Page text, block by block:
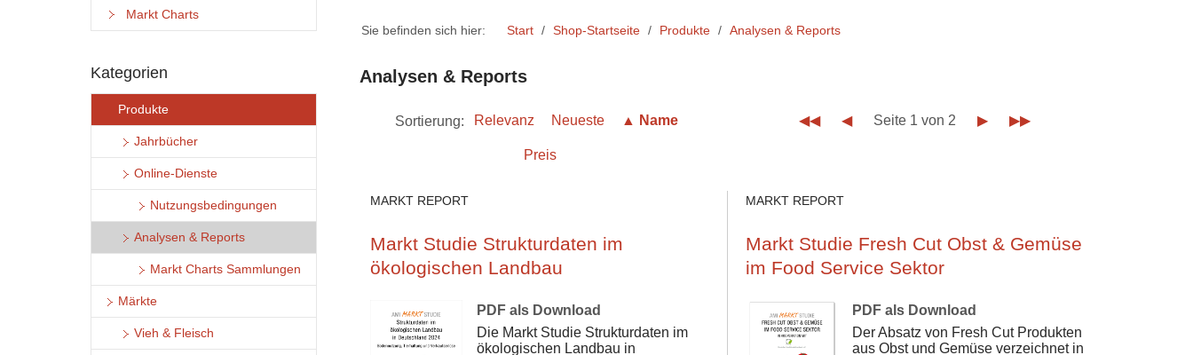
Markt Charts
Kategorien
Produkte
Jahrbücher
Online-Dienste
Nutzungsbedingungen
Analysen & Reports
Markt Charts Sammlungen
Märkte
Vieh & Fleisch
Sie befinden sich hier: Start Shop-Startseite Produkte Analysen & Reports
Analysen & Reports
Sortierung: Relevanz Neueste ▲ Name
Preis
◀◀ ◀ Seite 1 von 2 ▶ ▶▶
MARKT REPORT
Markt Studie Strukturdaten im
ökologischen Landbau
PDF als Download
Die Markt Studie Strukturdaten im
ökologischen Landbau in
MARKT REPORT
Markt Studie Fresh Cut Obst & Gemüse
im Food Service Sektor
PDF als Download
Der Absatz von Fresh Cut Produkten
aus Obst und Gemüse verzeichnet in